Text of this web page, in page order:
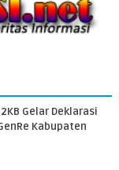
Gelar Deklarasi
Kabupaten